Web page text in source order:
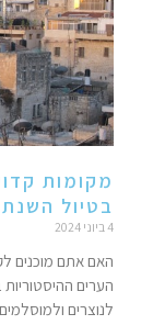
מקומות
בטיול השנתי
האם אתם מוכנים
הערים ההיסטוריות
לנוצרים ולמוסלמים